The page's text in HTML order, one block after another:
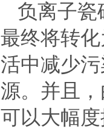
负离子瓷
最终将转
活中减少
源。并且
可以大幅